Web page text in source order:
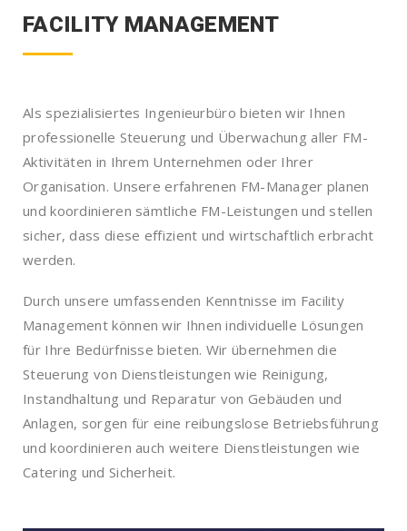
FACILITY MANAGEMENT
Als spezialisiertes Ingenieurbüro bieten wir Ihnen
professionelle Steuerung und Überwachung aller FM-
Aktivitäten in Ihrem Unternehmen oder Ihrer
Organisation. Unsere erfahrenen FM-Manager planen
und koordinieren sämtliche FM-Leistungen und stellen
sicher, dass diese effizient und wirtschaftlich erbracht
werden.
Durch unsere umfassenden Kenntnisse im Facility
Management können wir Ihnen individuelle Lösungen
für Ihre Bedürfnisse bieten. Wir übernehmen die
Steuerung von Dienstleistungen wie Reinigung,
Instandhaltung und Reparatur von Gebäuden und
Anlagen, sorgen für eine reibungslose Betriebsführung
und koordinieren auch weitere Dienstleistungen wie
Catering und Sicherheit.